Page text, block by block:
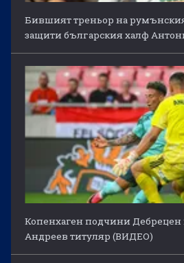
Бившият треньор на
защити българския халф
Копенхаген подчини
Андреев титуляр (ВИДЕО)